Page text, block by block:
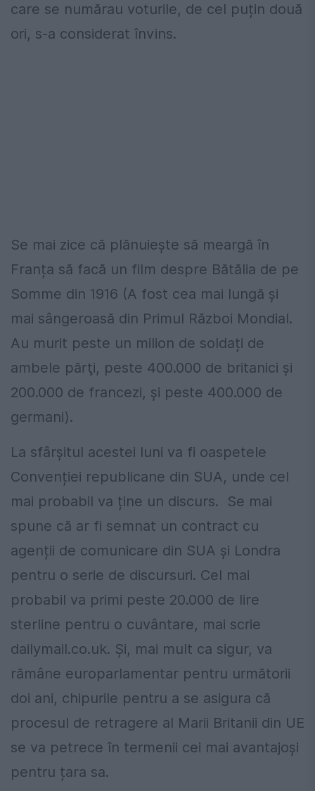
care se numărau voturile, de cel puțin două
ori, s-a considerat învins.
Se mai zice că plănuiește să meargă în
Franța să facă un film despre Bătălia de pe
Somme din 1916 (A fost cea mai lungă şi
mai sângeroasă din Primul Război Mondial.
Au murit peste un milion de soldați de
ambele părţi, peste 400.000 de britanici şi
200.000 de francezi, și peste 400.000 de
germani).
La sfârșitul acestei luni va fi oaspetele
Convenției republicane din SUA, unde cel
mai probabil va ține un discurs. Se mai
spune că ar fi semnat un contract cu
agenții de comunicare din SUA și Londra
pentru o serie de discursuri. Cel mai
probabil va primi peste 20.000 de lire
sterline pentru o cuvântare, mai scrie
dailymail.co.uk. Și, mai mult ca sigur, va
rămâne europarlamentar pentru următorii
doi ani, chipurile pentru a se asigura că
procesul de retragere al Marii Britanii din UE
se va petrece în termenii cei mai avantajoși
pentru țara sa.